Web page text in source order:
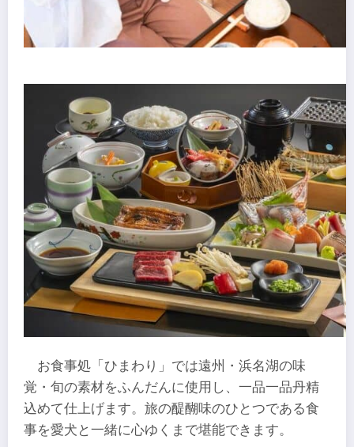
お食事処「ひまわり」では遠州・浜名湖の味
覚・旬の素材をふんだんに使用し、一品一品丹精
込めて仕上げます。旅の醍醐味のひとつである食
事を愛犬と一緒に心ゆくまで堪能できます。